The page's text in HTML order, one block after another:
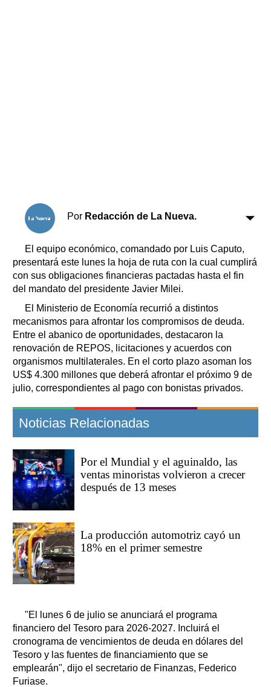
Por Redacción de La Nueva.
El equipo económico, comandado por Luis Caputo,
presentará este lunes la hoja de ruta con la cual cumplirá
con sus obligaciones financieras pactadas hasta el fin
del mandato del presidente Javier Milei.
El Ministerio de Economía recurrió a distintos
mecanismos para afrontar los compromisos de deuda.
Entre el abanico de oportunidades, destacaron la
renovación de REPOS, licitaciones y acuerdos con
organismos multilaterales. En el corto plazo asoman los
US$ 4.300 millones que deberá afrontar el próximo 9 de
julio, correspondientes al pago con bonistas privados.
Noticias Relacionadas
Por el Mundial y el aguinaldo, las
ventas minoristas volvieron a crecer
después de 13 meses
La producción automotriz cayó un
18% en el primer semestre
"El lunes 6 de julio se anunciará el programa
financiero del Tesoro para 2026-2027. Incluirá el
cronograma de vencimientos de deuda en dólares del
Tesoro y las fuentes de financiamiento que se
emplearán", dijo el secretario de Finanzas, Federico
Furiase.